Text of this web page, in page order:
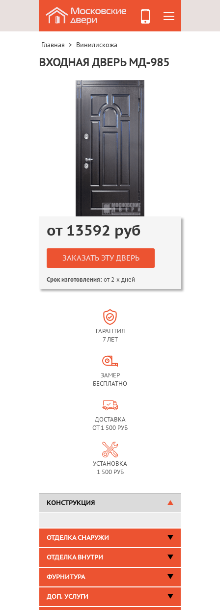
Главная > Винилискожа
ВХОДНАЯ ДВЕРЬ МД-985
от 13592 руб
ЗАКАЗАТЬ ЭТУ ДВЕРЬ
Срок изготовления:от 2-х дней
ГАРАНТИЯ
7 ЛЕТ
ЗАМЕР
БЕСПЛАТНО
ДОСТАВКА
ОТ 1 500 РУБ
УСТАНОВКА
1 500 РУБ
КОНСТРУКЦИЯ
ОТДЕЛКА СНАРУЖИ
ОТДЕЛКА ВНУТРИ
ФУРНИТУРА
ДОП. УСЛУГИ